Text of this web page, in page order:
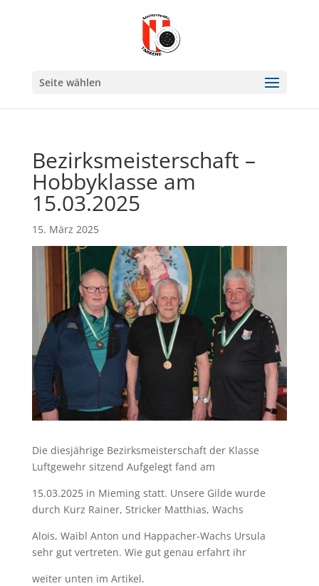
Seite wählen
Bezirksmeisterschaft –
Hobbyklasse am
15.03.2025
15. März 2025
Die diesjährige Bezirksmeisterschaft der Klasse
Luftgewehr sitzend Aufgelegt fand am
15.03.2025 in Mieming statt. Unsere Gilde wurde
durch Kurz Rainer, Stricker Matthias, Wachs
Alois, Waibl Anton und Happacher-Wachs Ursula
sehr gut vertreten. Wie gut genau erfahrt ihr
weiter unten im Artikel.